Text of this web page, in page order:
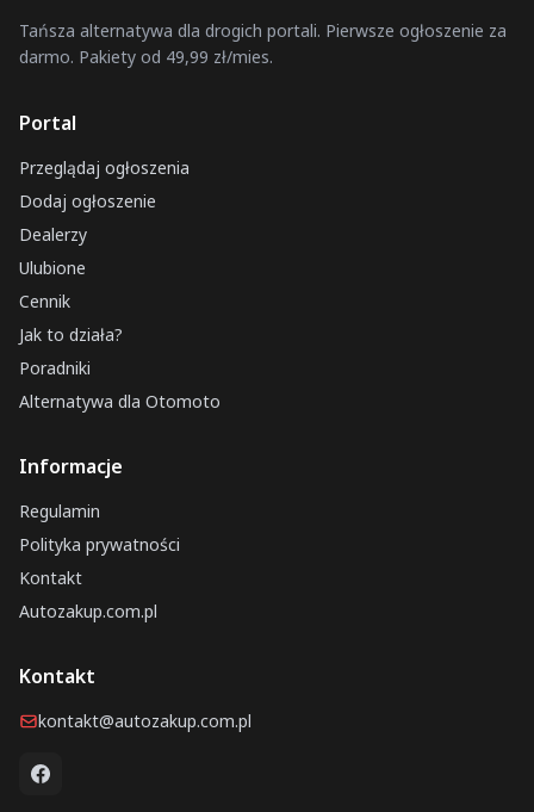
Tańsza alternatywa dla drogich portali. Pierwsze ogłoszenie za
darmo. Pakiety od 49,99 zł/mies.
Portal
Przeglądaj ogłoszenia
Dodaj ogłoszenie
Dealerzy
Ulubione
Cennik
Jak to działa?
Poradniki
Alternatywa dla Otomoto
Informacje
Regulamin
Polityka prywatności
Kontakt
Autozakup.com.pl
Kontakt
kontakt@autozakup.com.pl